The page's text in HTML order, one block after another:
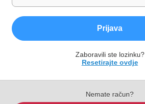
Prijava
Zaboravili ste lozinku?
Resetirajte ovdje
Nemate račun?